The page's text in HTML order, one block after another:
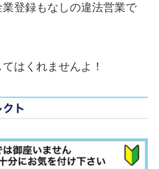
登録もなしの違法営業で
はくれませんよ！